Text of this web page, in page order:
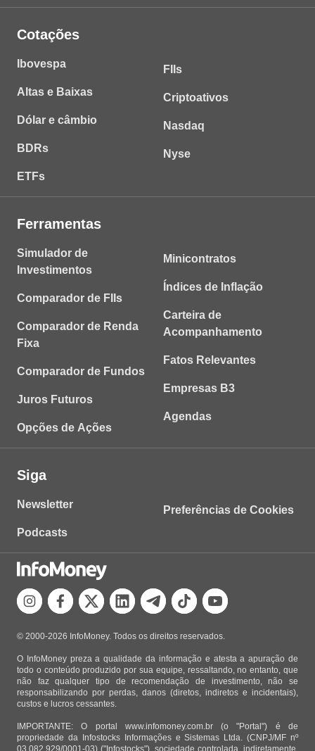
Cotações
Ibovespa
Altas e Baixas
Dólar e câmbio
BDRs
ETFs
FIIs
Criptoativos
Nasdaq
Nyse
Ferramentas
Simulador de
Investimentos
Comparador de FIIs
Comparador de Renda
Fixa
Comparador de Fundos
Juros Futuros
Opções de Ações
Minicontratos
Índices de Inflação
Carteira de
Acompanhamento
Fatos Relevantes
Empresas B3
Agendas
Siga
Newsletter
Podcasts
Preferências de Cookies
© 2000-2026 InfoMoney. Todos os direitos reservados.
O InfoMoney preza a qualidade da informação e atesta a apuração de
todo o conteúdo produzido por sua equipe, ressaltando, no entanto, que
não faz qualquer tipo de recomendação de investimento, não se
responsabilizando por perdas, danos (diretos, indiretos e incidentais),
custos e lucros cessantes.
IMPORTANTE: O portal www.infomoney.com.br (o "Portal") é de
propriedade da Infostocks Informações e Sistemas Ltda. (CNPJ/MF nº
03.082.929/0001-03) ("Infostocks"), sociedade controlada, indiretamente,